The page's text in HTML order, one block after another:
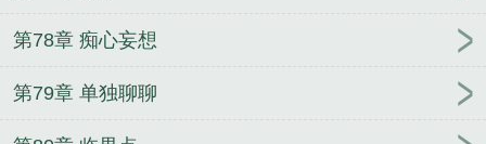
第78章 痴心妄想
第79章 单独聊聊